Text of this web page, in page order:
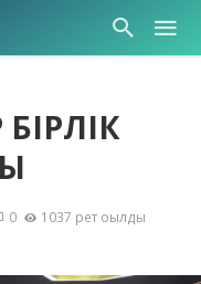
0 1037 рет оқылды